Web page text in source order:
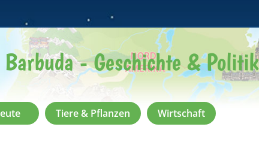
- Geschichte & Politik
Tiere & Pflanzen
Wirtschaft